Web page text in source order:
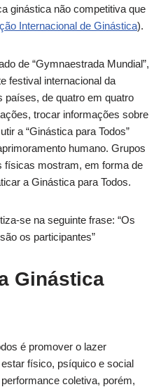
ginástica não competitiva que
Internacional de Ginástica).
de “Gymnaestrada Mundial”,
festival internacional da
países, de quatro em quatro
trocar informações sobre
a “Ginástica para Todos”
humano. Grupos
físicas mostram, em forma de
a Ginástica para Todos.
se na seguinte frase: “Os
os participantes”
Ginástica
é promover o lazer
físico, psíquico e social
coletiva, porém,